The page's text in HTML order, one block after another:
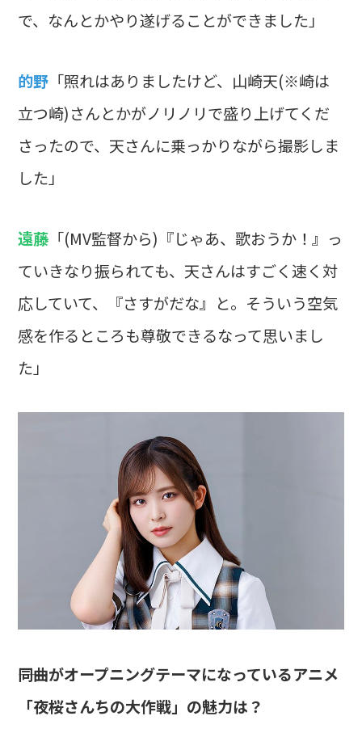
で、なんとかやり遂げることができました」
的野 「照れはありましたけど、山崎天(※崎は
立つ崎)さんとかがノリノリで盛り上げてくだ
さったので、天さんに乗っかりながら撮影しま
した」
遠藤 「(MV監督から)『じゃあ、歌おうか！』っ
ていきなり振られても、天さんはすごく速く対
応していて、『さすがだな』と。そういう空気
感を作るところも尊敬できるなって思いまし
た」
――同曲がオープニングテーマになっているアニメ
「夜桜さんちの大作戦」の魅力は？